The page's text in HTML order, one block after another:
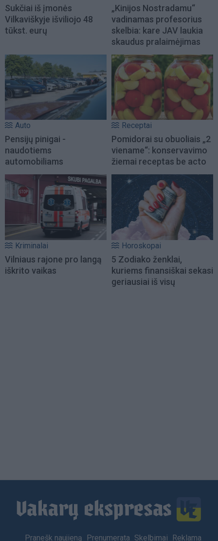
Sukčiai iš įmonės
Vilkaviškyje išviliojo 48
tūkst. eurų
„Kinijos Nostradamu“
vadinamas profesorius
skelbia: kare JAV laukia
skaudus pralaimėjimas
Auto
Pensijų pinigai -
naudotiems
automobiliams
Receptai
Pomidorai su obuoliais „2
viename“: konservavimo
žiemai receptas be acto
Kriminalai
Vilniaus rajone pro langą
iškrito vaikas
Horoskopai
5 Zodiako ženklai,
kuriems finansiškai sekasi
geriausiai iš visų
Footer
Pranešk naujieną Prenumerata Skelbimai Reklama